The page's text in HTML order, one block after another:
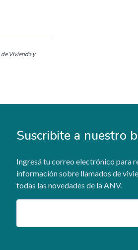
Vivienda y
Suscribite a nuestro
Ingresá tu correo electrónico para
información sobre llamados de
todas las novedades de la ANV.
Email